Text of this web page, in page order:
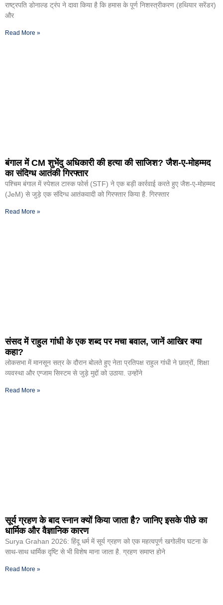
राष्ट्रपति डोनाल्ड ट्रंप ने दावा किया है कि हमास के पूर्ण निशस्त्रीकरण (हथियार सरेंडर)
और
Read More »
बंगाल में CM शुभेंदु अधिकारी की हत्या की साजिश? जैश-ए-मोहम्मद
का संदिग्ध आतंकी गिरफ्तार
पश्चिम बंगाल में स्पेशल टास्क फोर्स (STF) ने एक बड़ी कार्रवाई करते हुए जैश-ए-मोहम्मद
(JeM) से जुड़े एक संदिग्ध आतंकवादी को गिरफ्तार किया है. गिरफ्तार
Read More »
संसद में राहुल गांधी के एक शब्द पर मचा बवाल, जानें आखिर क्या
कहा?
लोकसभा में मानसून सत्र के दौरान बोलते हुए नेता प्रतिपक्ष राहुल गांधी ने छात्रों, शिक्षा
व्यवस्था और एग्जाम सिस्टम से जुड़े मुद्दों को उठाया. उन्होंने
Read More »
सूर्य ग्रहण के बाद स्नान क्यों किया जाता है? जानिए इसके पीछे का
धार्मिक और वैज्ञानिक कारण
Surya Grahan 2026: हिंदू धर्म में सूर्य ग्रहण को एक महत्वपूर्ण खगोलीय घटना के
साथ-साथ धार्मिक दृष्टि से भी विशेष माना जाता है. ग्रहण समाप्त होने
Read More »